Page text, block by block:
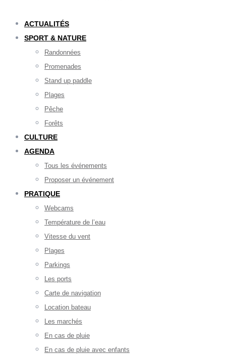
ACTUALITÉS
SPORT & NATURE
Randonnées
Promenades
Stand up paddle
Plages
Pêche
Forêts
CULTURE
AGENDA
Tous les événements
Proposer un événement
PRATIQUE
Webcams
Température de l’eau
Vitesse du vent
Plages
Parkings
Les ports
Carte de navigation
Location bateau
Les marchés
En cas de pluie
En cas de pluie avec enfants